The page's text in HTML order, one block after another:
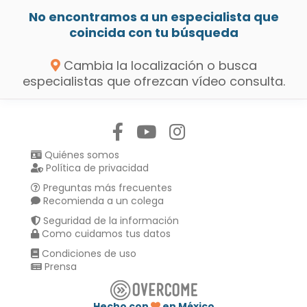
No encontramos a un especialista que
coincida con tu búsqueda
Cambia la localización o busca
especialistas que ofrezcan vídeo consulta.
Quiénes somos
Política de privacidad
Preguntas más frecuentes
Recomienda a un colega
Seguridad de la información
Como cuidamos tus datos
Condiciones de uso
Prensa